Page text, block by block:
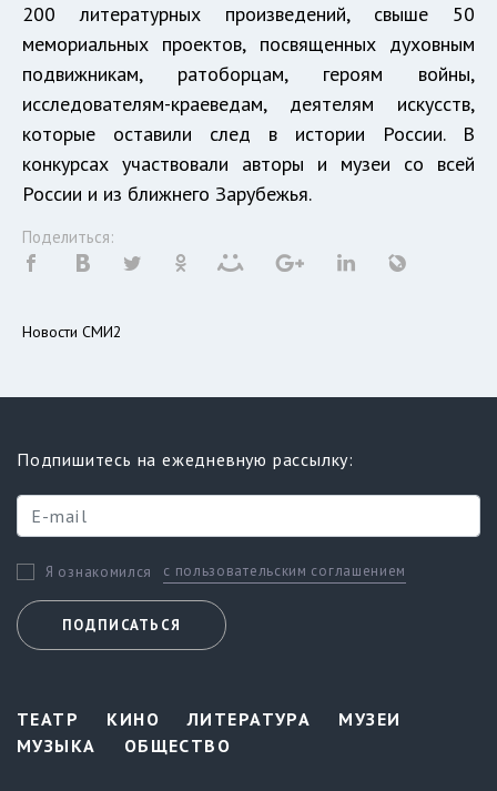
200 литературных произведений, свыше 50
мемориальных проектов, посвященных духовным
подвижникам, ратоборцам, героям войны,
исследователям-краеведам, деятелям искусств,
которые оставили след в истории России. В
конкурсах участвовали авторы и музеи со всей
России и из ближнего Зарубежья.
Поделиться:
Новости СМИ2
Подпишитесь на ежедневную рассылку:
Я ознакомился с пользовательским соглашением
ПОДПИСАТЬСЯ
ТЕАТР КИНО ЛИТЕРАТУРА
МУЗЕИ
МУЗЫКА
ОБЩЕСТВО